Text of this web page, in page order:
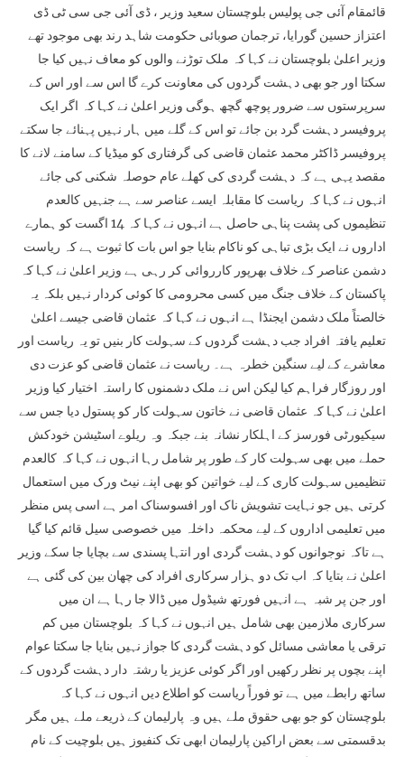
قائمقام آئی جی پولیس بلوچستان سعید وزیر ، ڈی آئی جی سی ٹی ڈی
اعتزاز حسین گورایا، ترجمان صوبائی حکومت شاہد رند بھی موجود تھے
وزیر اعلیٰ بلوچستان نے کہا کہ ملک توڑنے والوں کو معاف نہیں کیا جا
سکتا اور جو بھی دہشت گردوں کی معاونت کرے گا اس سے اور اس کے
سرپرستوں سے ضرور پوچھ گچھ ہوگی وزیر اعلیٰ نے کہا کہ اگر ایک
پروفیسر دہشت گرد بن جائے تو اس کے گلے میں ہار نہیں پہنائے جا سکتے
پروفیسر ڈاکٹر محمد عثمان قاضی کی گرفتاری کو میڈیا کے سامنے لانے کا
مقصد یہی ہے کہ دہشت گردی کی کھلے عام حوصلہ شکنی کی جائے
انہوں نے کہا کہ ریاست کا مقابلہ ایسے عناصر سے ہے جنہیں کالعدم
تنظیموں کی پشت پناہی حاصل ہے انہوں نے کہا کہ 14 اگست کو ہمارے
اداروں نے ایک بڑی تباہی کو ناکام بنایا جو اس بات کا ثبوت ہے کہ ریاست
دشمن عناصر کے خلاف بھرپور کارروائی کر رہی ہے وزیر اعلیٰ نے کہا کہ
پاکستان کے خلاف جنگ میں کسی محرومی کا کوئی کردار نہیں بلکہ یہ
خالصتاً ملک دشمن ایجنڈا ہے انہوں نے کہا کہ عثمان قاضی جیسے اعلیٰ
تعلیم یافتہ افراد جب دہشت گردوں کے سہولت کار بنیں تو یہ ریاست اور
معاشرے کے لیے سنگین خطرہ ہے۔ ریاست نے عثمان قاضی کو عزت دی
اور روزگار فراہم کیا لیکن اس نے ملک دشمنوں کا راستہ اختیار کیا وزیر
اعلیٰ نے کہا کہ عثمان قاضی نے خاتون سہولت کار کو پستول دیا جس سے
سیکیورٹی فورسز کے اہلکار نشانہ بنے جبکہ وہ ریلوے اسٹیشن خودکش
حملے میں بھی سہولت کار کے طور پر شامل رہا انہوں نے کہا کہ کالعدم
تنظیمیں سہولت کاری کے لیے خواتین کو بھی اپنے نیٹ ورک میں استعمال
کرتی ہیں جو نہایت تشویش ناک اور افسوسناک امر ہے اسی پس منظر
میں تعلیمی اداروں کے لیے محکمہ داخلہ میں خصوصی سیل قائم کیا گیا
ہے تاکہ نوجوانوں کو دہشت گردی اور انتہا پسندی سے بچایا جا سکے وزیر
اعلیٰ نے بتایا کہ اب تک دو ہزار سرکاری افراد کی چھان بین کی گئی ہے
اور جن پر شبہ ہے انہیں فورتھ شیڈول میں ڈالا جا رہا ہے ان میں
سرکاری ملازمین بھی شامل ہیں انہوں نے کہا کہ بلوچستان میں کم
ترقی یا معاشی مسائل کو دہشت گردی کا جواز نہیں بنایا جا سکتا عوام
اپنے بچوں پر نظر رکھیں اور اگر کوئی عزیز یا رشتہ دار دہشت گردوں کے
ساتھ رابطے میں ہے تو فوراً ریاست کو اطلاع دیں انہوں نے کہا کہ
بلوچستان کو جو بھی حقوق ملے ہیں وہ پارلیمان کے ذریعے ملے ہیں مگر
بدقسمتی سے بعض اراکین پارلیمان ابھی تک کنفیوز ہیں بلوچیت کے نام